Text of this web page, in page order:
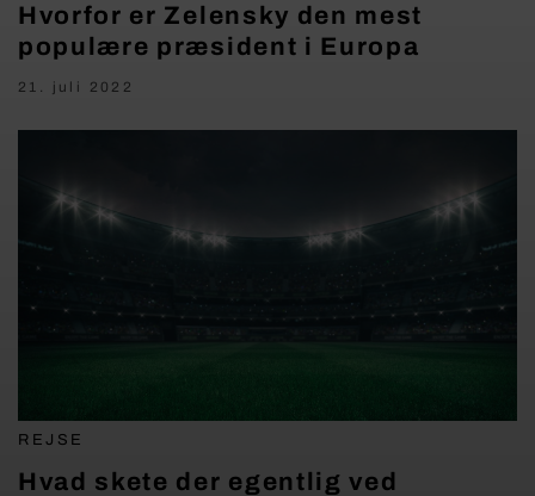
Hvorfor er Zelensky den mest
populære præsident i Europa
21. juli 2022
REJSE
Hvad skete der egentlig ved